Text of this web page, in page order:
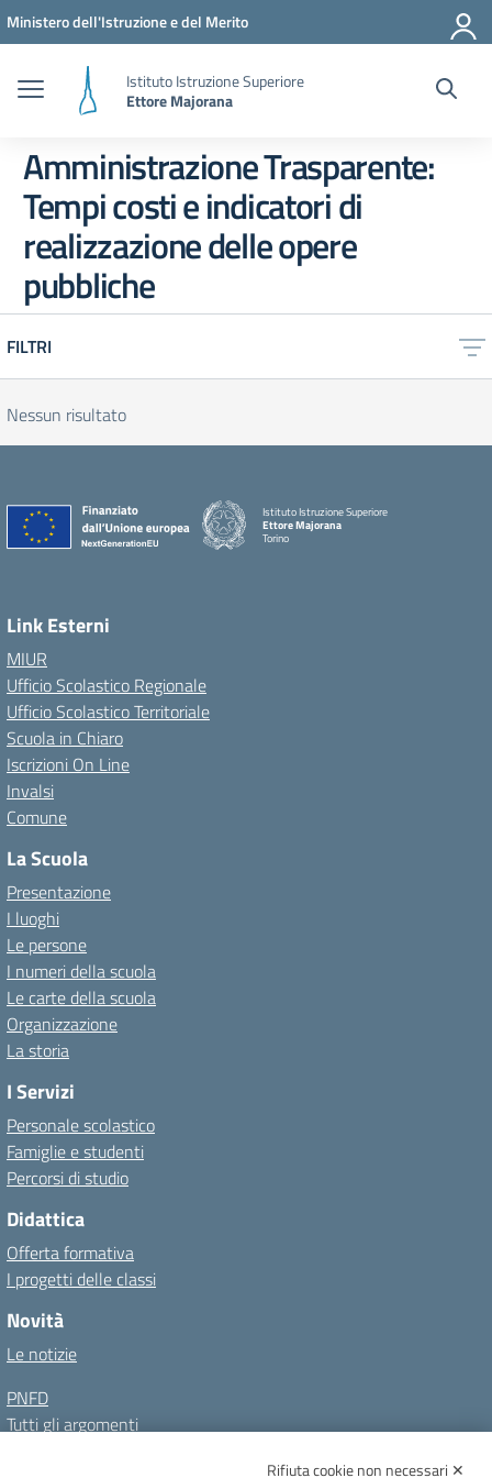
Vai ai contenuti
Vai al menu di navigazione
Vai al footer
Ministero dell'Istruzione e del Merito
Istituto Istruzione Superiore
Ettore Majorana
Amministrazione Trasparente:
Tempi costi e indicatori di
realizzazione delle opere
pubbliche
FILTRI
Nessun risultato
Istituto Istruzione Superiore
Ettore Majorana
Torino
Link Esterni
MIUR
Ufficio Scolastico Regionale
Ufficio Scolastico Territoriale
Scuola in Chiaro
Iscrizioni On Line
Invalsi
Comune
La Scuola
Presentazione
I luoghi
Le persone
I numeri della scuola
Le carte della scuola
Organizzazione
La storia
I Servizi
Personale scolastico
Famiglie e studenti
Percorsi di studio
Didattica
Offerta formativa
I progetti delle classi
Novità
Le notizie
PNFD
Tutti gli argomenti
Rifiuta cookie non necessari ✕